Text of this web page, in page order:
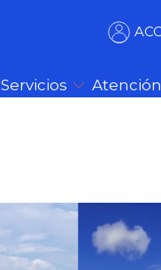
Servicios